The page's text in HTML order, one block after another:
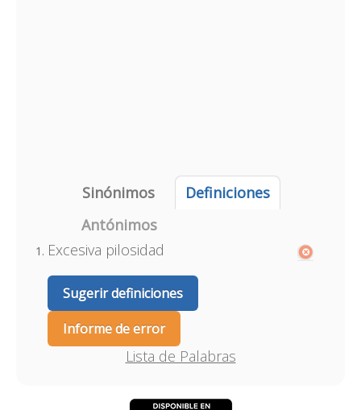
Sinónimos
Definiciones
Antónimos
Excesiva pilosidad
Sugerir definiciones
Informe de error
Lista de Palabras